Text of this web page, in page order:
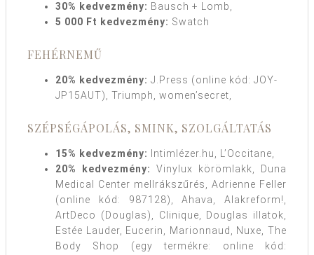
30% kedvezmény: Bausch + Lomb,
5 000 Ft kedvezmény: Swatch
FEHÉRNEMŰ
20% kedvezmény: J.Press (online kód: JOY-
JP15AUT), Triumph, women’secret,
SZÉPSÉGÁPOLÁS, SMINK, SZOLGÁLTATÁS
15% kedvezmény:
Intimlézer.hu, L’Occitane,
20% kedvezmény:
Vinylux körömlakk, Duna
Medical Center mellrákszűrés, Adrienne Feller
(online kód: 987128), Ahava, Alakreform!,
ArtDeco (Douglas), Clinique, Douglas illatok,
Estée Lauder, Eucerin, Marionnaud, Nuxe, The
Body Shop (egy termékre: online kód: